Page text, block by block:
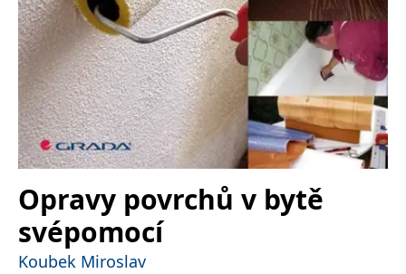
Opravy povrchů v bytě
svépomocí
Koubek Miroslav
Cookie-
Script.com k
zapamatování
předvoleb
souhlasu se
soubory
cookie
návštěvníků.
Je nutné, aby
banner
cookie
Cookie-
správně.
PHPSESSID
PHP.net
www.bambook.cz
Zavřením